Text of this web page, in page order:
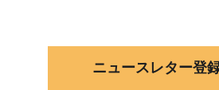
ニュースレター登